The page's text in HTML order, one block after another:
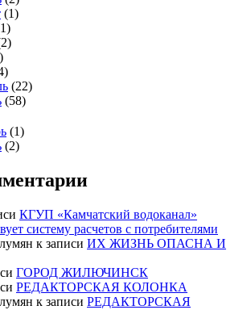
(1)
(22)
(58)
(1)
(2)
КГУП «Камчатский водоканал»
систему расчетов с потребителями
к записи ИХ ЖИЗНЬ ОПАСНА И
ГОРОД ЖИЛЮЧИНСК
РЕДАКТОРСКАЯ КОЛОНКА
к записи РЕДАКТОРСКАЯ